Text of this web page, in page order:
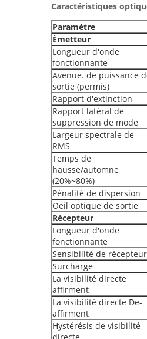
Caractéristiques
Paramètre
Émetteur
Longueur d'onde
fonctionnante
Avenue. de puissance
sortie (permis)
Rapport d'extinction
Rapport latéral de
suppression de mode
Largeur spectrale de
RMS
Temps de
hausse/automne
(20%~80%)
Pénalité de dispersion
Oeil optique de sortie
Récepteur
Longueur d'onde
fonctionnante
Sensibilité de récepteur
Surcharge
La visibilité directe
affirment
La visibilité directe De-
affirment
Hystérésis de visibilité